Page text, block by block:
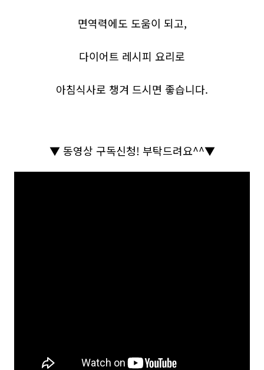
면역력에도 도움이 되고,
다이어트 레시피 요리로
아침식사로 챙겨 드시면 좋습니다.
▼ 동영상 구독신청! 부탁드려요^^▼